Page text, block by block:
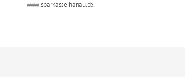
www.sparkasse-hanau.de.